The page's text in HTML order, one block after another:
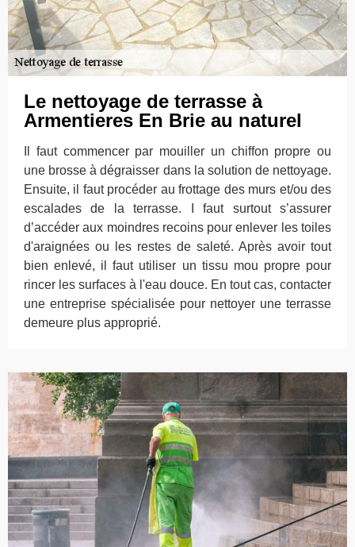
Le nettoyage de terrasse à
Armentieres En Brie au naturel
Il faut commencer par mouiller un chiffon propre ou
une brosse à dégraisser dans la solution de nettoyage.
Ensuite, il faut procéder au frottage des murs et/ou des
escalades de la terrasse. I faut surtout s’assurer
d’accéder aux moindres recoins pour enlever les toiles
d'araignées ou les restes de saleté. Après avoir tout
bien enlevé, il faut utiliser un tissu mou propre pour
rincer les surfaces à l'eau douce. En tout cas, contacter
une entreprise spécialisée pour nettoyer une terrasse
demeure plus approprié.